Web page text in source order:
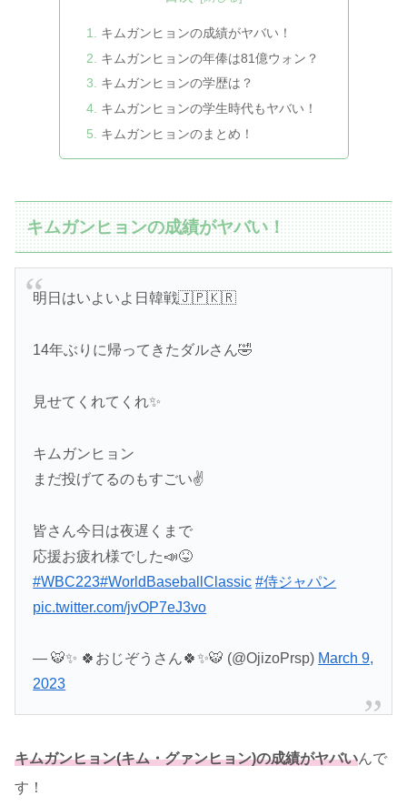
キムガンヒョンの成績がヤバい！
キムガンヒョンの年俸は81億ウォン？
キムガンヒョンの学歴は？
キムガンヒョンの学生時代もヤバい！
キムガンヒョンのまとめ！
キムガンヒョンの成績がヤバい！
明日はいよいよ日韓戦🇯🇵🇰🇷
14年ぶりに帰ってきたダルさん🤣
見せてくれてくれ✨
キムガンヒョン
まだ投げてるのもすごい✌️
皆さん今日は夜遅くまで
応援お疲れ様でした📣😝
#WBC223#WorldBaseballClassic #侍ジャパン
pic.twitter.com/jvOP7eJ3vo
— 🐯✨ 🍀おじぞうさん🍀✨🐯 (@OjizoPrsp) March 9,
2023
キムガンヒョン(キム・グァンヒョン)の成績がヤバいんで
す！